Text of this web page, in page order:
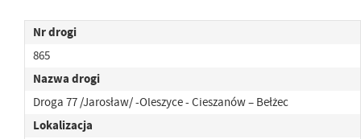
Nr drogi
865
Nazwa drogi
Droga 77 /Jarosław/ -Oleszyce - Cieszanów – Bełżec
Lokalizacja